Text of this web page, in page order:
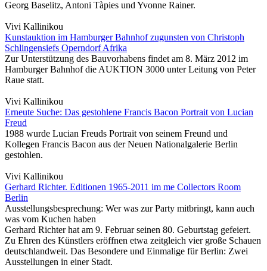
Georg Baselitz, Antoni Tàpies und Yvonne Rainer.
Vivi Kallinikou
Kunstauktion im Hamburger Bahnhof zugunsten von Christoph
Schlingensiefs Operndorf Afrika
Zur Unterstützung des Bauvorhabens findet am 8. März 2012 im
Hamburger Bahnhof die AUKTION 3000 unter Leitung von Peter
Raue statt.
Vivi Kallinikou
Erneute Suche: Das gestohlene Francis Bacon Portrait von Lucian
Freud
1988 wurde Lucian Freuds Portrait von seinem Freund und
Kollegen Francis Bacon aus der Neuen Nationalgalerie Berlin
gestohlen.
Vivi Kallinikou
Gerhard Richter. Editionen 1965-2011 im me Collectors Room
Berlin
Ausstellungsbesprechung: Wer was zur Party mitbringt, kann auch
was vom Kuchen haben
Gerhard Richter hat am 9. Februar seinen 80. Geburtstag gefeiert.
Zu Ehren des Künstlers eröffnen etwa zeitgleich vier große Schauen
deutschlandweit. Das Besondere und Einmalige für Berlin: Zwei
Ausstellungen in einer Stadt.